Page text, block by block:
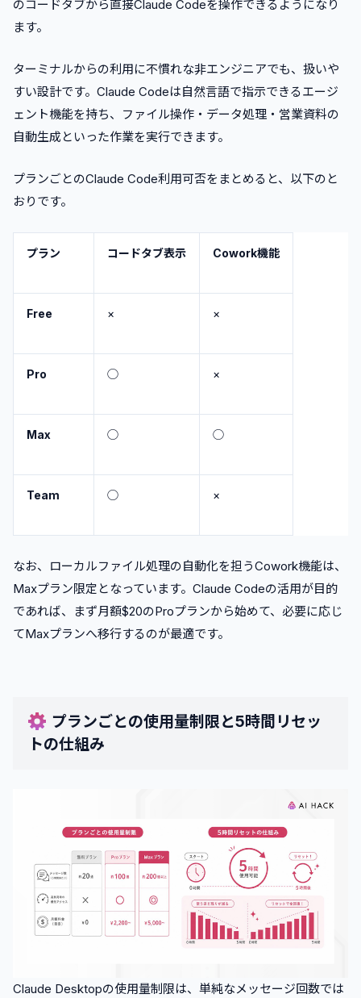
のコードタブから直接Claude Codeを操作できるようになり
ます。
ターミナルからの利用に不慣れな非エンジニアでも、扱いや
すい設計です。Claude Codeは自然言語で指示できるエージ
ェント機能を持ち、ファイル操作・データ処理・営業資料の
自動生成といった作業を実行できます。
プランごとのClaude Code利用可否をまとめると、以下のと
おりです。
プラン コードタブ表示 Cowork機能
Free × ×
Pro ◯ ×
Max ◯ ◯
Team ◯ ×
なお、ローカルファイル処理の自動化を担うCowork機能は、
Maxプラン限定となっています。Claude Codeの活用が目的
であれば、まず月額$20のProプランから始めて、必要に応じ
てMaxプランへ移行するのが最適です。
プランごとの使用量制限と5時間リセッ
トの仕組み
Claude Desktopの使用量制限は、単純なメッセージ回数では